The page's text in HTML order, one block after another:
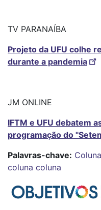
TV PARANAÍBA
Projeto da UFU colhe
durante a pandemia
JM ONLINE
IFTM e UFU debatem
programação do
Palavras-chave:
coluna coluna